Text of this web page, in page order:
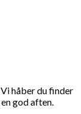
håber du finder
god aften.